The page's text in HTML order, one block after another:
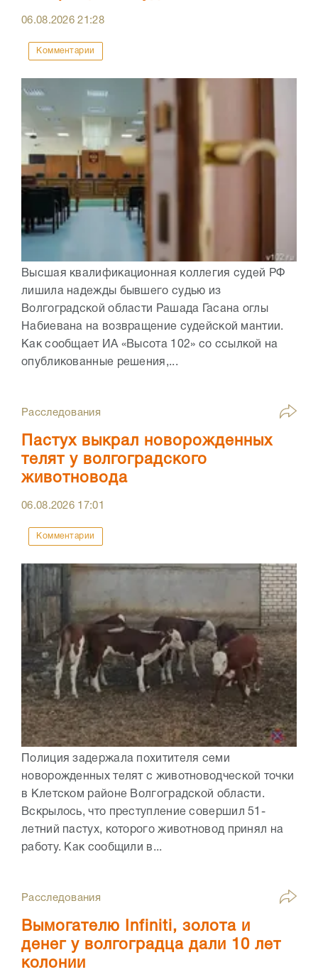
06.08.202621:28
Комментарии
Высшая квалификационная коллегия судей РФ
лишила надежды бывшего судью из
Волгоградской области Рашада Гасана оглы
Набиевана на возвращение судейской мантии.
Как сообщает ИА «Высота 102» со ссылкой на
опубликованные решения,...
Расследования
Пастух выкрал новорожденных
телят у волгоградского
животновода
06.08.2026 17:01
Комментарии
Полиция задержала похитителя семи
новорожденных телят с животноводческой точки
в Клетском районе Волгоградской области.
Вскрылось, что преступление совершил 51-
летний пастух, которого животновод принял на
работу. Как сообщили в...
Расследования
Вымогателю Infiniti, золота и
денег у волгоградца дали 10 лет
колонии